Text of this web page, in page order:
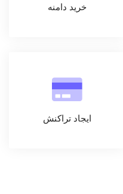
خرید دامنه
ایجاد تراکنش